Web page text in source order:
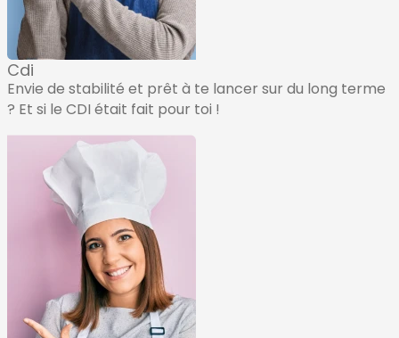
Cdi
Envie de stabilité et prêt à te lancer sur du long terme
? Et si le CDI était fait pour toi !